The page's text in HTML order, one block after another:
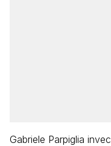
Gabriele Parpiglia